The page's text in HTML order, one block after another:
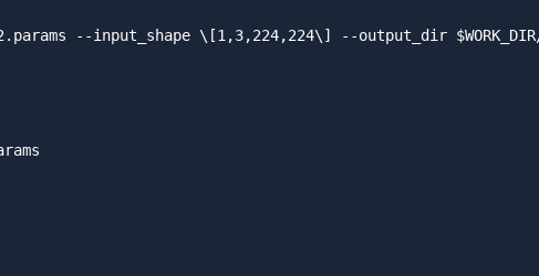
--input_shape \[1,3,224,224\] --output_dir $WORK_DIR/